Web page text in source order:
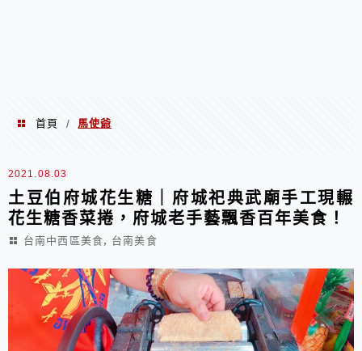
首頁 / 馬使爺
馬使爺
2021.08.03
土豆伯府城花生糖｜府城祀典武廟手工現輾
花生糖香菜捲，府城老手藝飄香百年美食！
台南中西區美食, 台南美食